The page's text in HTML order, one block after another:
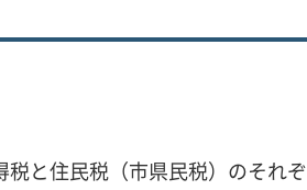
税と住民税（市県民税）のそれ